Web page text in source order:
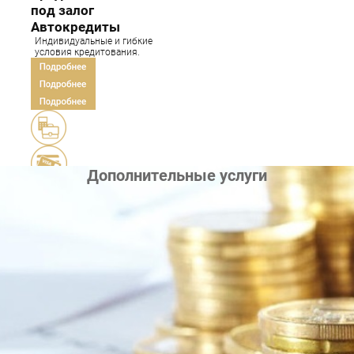
под залог
Автокредиты
Индивидуальные и гибкие
условия кредитования.
Сопровождение
Дополнительные услуги